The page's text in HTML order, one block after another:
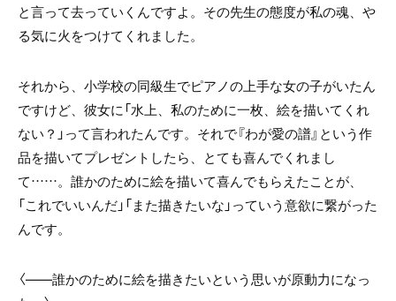
と言って去っていくんですよ。その先生の態度が私の魂、や
る気に火をつけてくれました。
それから、小学校の同級生でピアノの上手な女の子がいたん
ですけど、彼女に「水上、私のために一枚、絵を描いてくれ
ない？」って言われたんです。それで『わが愛の譜』という作
品を描いてプレゼントしたら、とても喜んでくれまし
て……。誰かのために絵を描いて喜んでもらえたことが、
「これでいいんだ」「また描きたいな」っていう意欲に繋がった
んです。
〈――誰かのために絵を描きたいという思いが原動力になっ